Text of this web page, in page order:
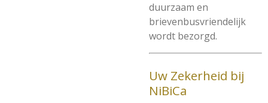
duurzaam en
brievenbusvriendelijk
wordt bezorgd.
Uw Zekerheid bij
NiBiCa